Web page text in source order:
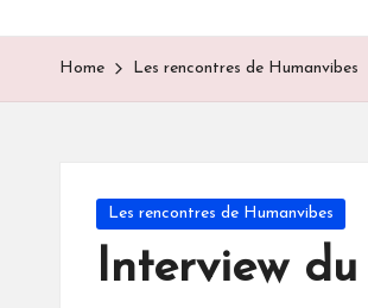
V
IB
Home Les rencontres de Humanvibes
Posted
Les rencontres de Humanvibes
Interview